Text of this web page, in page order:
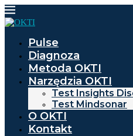
Pulse
Diagnoza
Metoda OKTI
Narzędzia OKTI
Test Insights
Test Mindsonar
O OKTI
Kontakt